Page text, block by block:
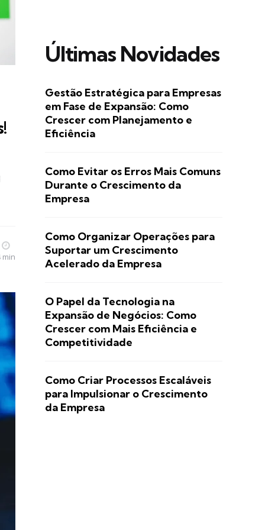
min
Últimas Novidades
Gestão Estratégica para Empresas
em Fase de Expansão: Como
Crescer com Planejamento e
Eficiência
Como Evitar os Erros Mais Comuns
Durante o Crescimento da
Empresa
Como Organizar Operações para
Suportar um Crescimento
Acelerado da Empresa
O Papel da Tecnologia na
Expansão de Negócios: Como
Crescer com Mais Eficiência e
Competitividade
Como Criar Processos Escaláveis
para Impulsionar o Crescimento
da Empresa